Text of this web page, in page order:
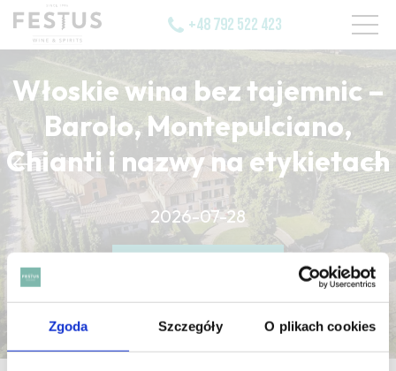
Zgoda Szczegóły O plikach cookies
+48 792 522 423
Włoskie wina bez tajemnic –
Barolo, Montepulciano,
Chianti i nazwy na etykietach
2026-07-28
CZYTAJ WIĘCEJ